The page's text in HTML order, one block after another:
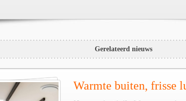
Gerelateerd nieuws
Warmte buiten, frisse